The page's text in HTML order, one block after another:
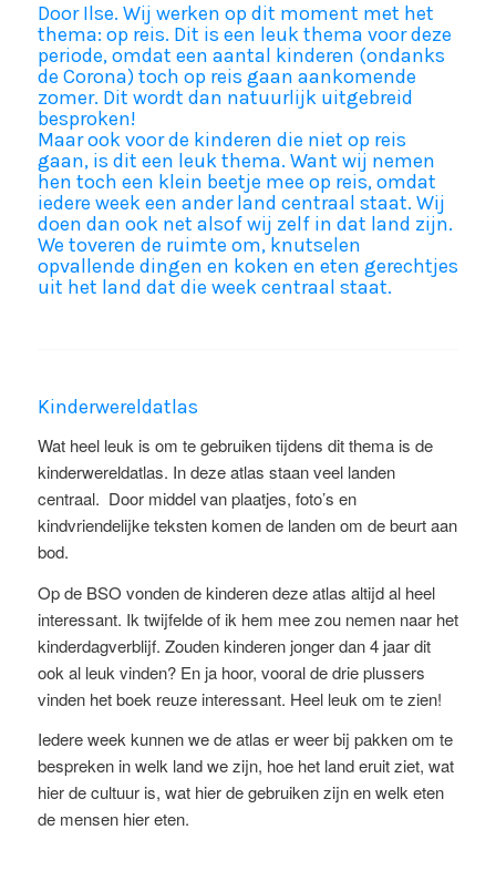
Door Ilse. Wij werken op dit moment met het
thema: op reis. Dit is een leuk thema voor deze
periode, omdat een aantal kinderen (ondanks
de Corona) toch op reis gaan aankomende
zomer. Dit wordt dan natuurlijk uitgebreid
besproken!
Maar ook voor de kinderen die niet op reis
gaan, is dit een leuk thema. Want wij nemen
hen toch een klein beetje mee op reis, omdat
iedere week een ander land centraal staat. Wij
doen dan ook net alsof wij zelf in dat land zijn.
We toveren de ruimte om, knutselen
opvallende dingen en koken en eten gerechtjes
uit het land dat die week centraal staat.
Kinderwereldatlas
Wat heel leuk is om te gebruiken tijdens dit thema is de
kinderwereldatlas. In deze atlas staan veel landen
centraal. Door middel van plaatjes, foto’s en
kindvriendelijke teksten komen de landen om de beurt aan
bod.
Op de BSO vonden de kinderen deze atlas altijd al heel
interessant. Ik twijfelde of ik hem mee zou nemen naar het
kinderdagverblijf. Zouden kinderen jonger dan 4 jaar dit
ook al leuk vinden? En ja hoor, vooral de drie plussers
vinden het boek reuze interessant. Heel leuk om te zien!
Iedere week kunnen we de atlas er weer bij pakken om te
bespreken in welk land we zijn, hoe het land eruit ziet, wat
hier de cultuur is, wat hier de gebruiken zijn en welk eten
de mensen hier eten.